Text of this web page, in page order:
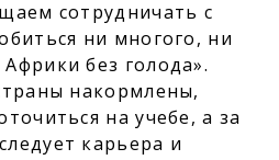
сотрудничать с
ни многого, ни
без голода».
накормлены,
на учебе, а за
карьера и